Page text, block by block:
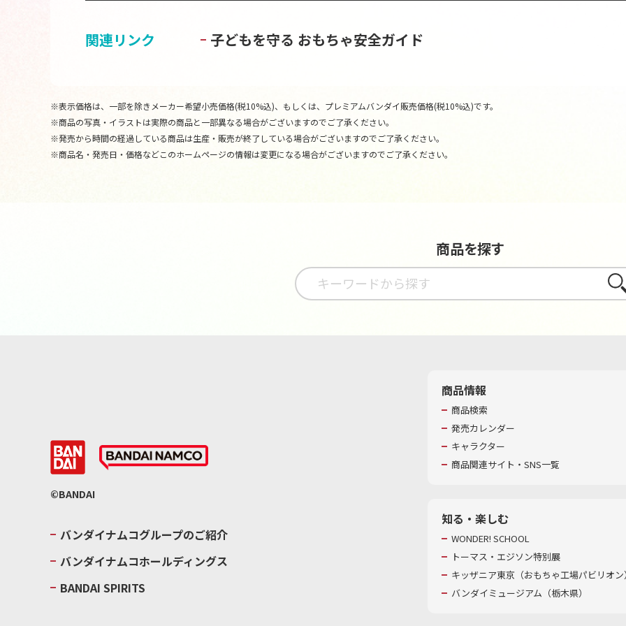
関連リンク 子どもを守る おもちゃ安全ガイド
※表示価格は、一部を除きメーカー希望小売価格(税10%込)、もしくは、プレミアムバンダイ販売価格(税10%込)です。
※商品の写真・イラストは実際の商品と一部異なる場合がございますのでご了承ください。
※発売から時間の経過している商品は生産・販売が終了している場合がございますのでご了承ください。
※商品名・発売日・価格などこのホームページの情報は変更になる場合がございますのでご了承ください。
商品を探す
さが
©BANDAI
バンダイナムコグループのご紹介
バンダイナムコホールディングス
BANDAI SPIRITS
商品情報
商品検索
発売カレンダー
キャラクター
商品関連サイト・SNS一覧
知る・楽しむ
WONDER! SCHOOL
トーマス・エジソン特別展
キッザニア東京（おもちゃ工場パビリオ
バンダイミュージアム（栃木県）